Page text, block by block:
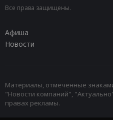
Все права защищены.
Афиша
Новости
Материалы, отмеченные
"Новости компаний",
правах рекламы.